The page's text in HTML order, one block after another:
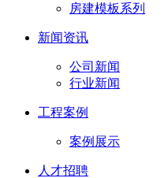
房建模板系列
新闻资讯
公司新闻
行业新闻
工程案例
案例展示
人才招聘